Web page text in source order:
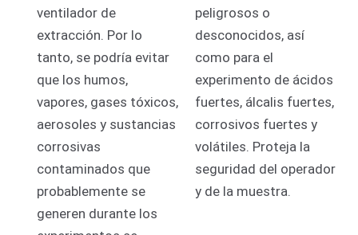
ventilador de
extracción. Por lo
tanto, se podría evitar
que los humos,
vapores, gases tóxicos,
aerosoles y sustancias
corrosivas
contaminados que
probablemente se
generen durante los
peligrosos o
desconocidos, así
como para el
experimento de ácidos
fuertes, álcalis fuertes,
corrosivos fuertes y
volátiles. Proteja la
seguridad del operador
y de la muestra.